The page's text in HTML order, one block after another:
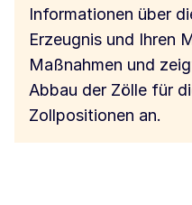
Informationen über
Erzeugnis und Ihren
Maßnahmen und
Abbau der Zölle für
Zollpositionen an.